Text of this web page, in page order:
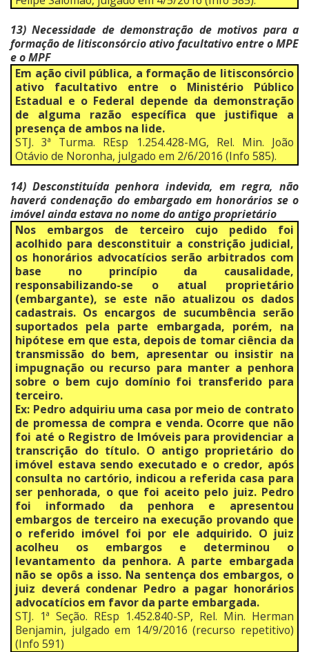
13) Necessidade de demonstração de motivos para a
formação de litisconsórcio ativo facultativo entre o MPE
e o MPF
Em ação civil pública, a formação de litisconsórcio
ativo facultativo entre o Ministério Público
Estadual e o Federal depende da demonstração
de alguma razão específica que justifique a
presença de ambos na lide.
STJ. 3ª Turma. REsp 1.254.428-MG, Rel. Min. João
Otávio de Noronha, julgado em 2/6/2016 (Info 585).
14) Desconstituída penhora indevida, em regra, não
haverá condenação do embargado em honorários se o
imóvel ainda estava no nome do antigo proprietário
Nos embargos de terceiro cujo pedido foi
acolhido para desconstituir a constrição judicial,
os honorários advocatícios serão arbitrados com
base no princípio da causalidade,
responsabilizando-se o atual proprietário
(embargante), se este não atualizou os dados
cadastrais. Os encargos de sucumbência serão
suportados pela parte embargada, porém, na
hipótese em que esta, depois de tomar ciência da
transmissão do bem, apresentar ou insistir na
impugnação ou recurso para manter a penhora
sobre o bem cujo domínio foi transferido para
terceiro.
Ex: Pedro adquiriu uma casa por meio de contrato
de promessa de compra e venda. Ocorre que não
foi até o Registro de Imóveis para providenciar a
transcrição do título. O antigo proprietário do
imóvel estava sendo executado e o credor, após
consulta no cartório, indicou a referida casa para
ser penhorada, o que foi aceito pelo juiz. Pedro
foi informado da penhora e apresentou
embargos de terceiro na execução provando que
o referido imóvel foi por ele adquirido. O juiz
acolheu os embargos e determinou o
levantamento da penhora. A parte embargada
não se opôs a isso. Na sentença dos embargos, o
juiz deverá condenar Pedro a pagar honorários
advocatícios em favor da parte embargada.
STJ. 1ª Seção. REsp 1.452.840-SP, Rel. Min. Herman
Benjamin, julgado em 14/9/2016 (recurso repetitivo)
(Info 591)